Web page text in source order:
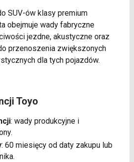
SUV-ów klasy premium
obejmuje wady fabryczne
jezdne, akustyczne oraz
przenoszenia zwiększonych
dla tych pojazdów.
Toyo
: wady produkcyjne i
: 60 miesięcy od daty zakupu lub